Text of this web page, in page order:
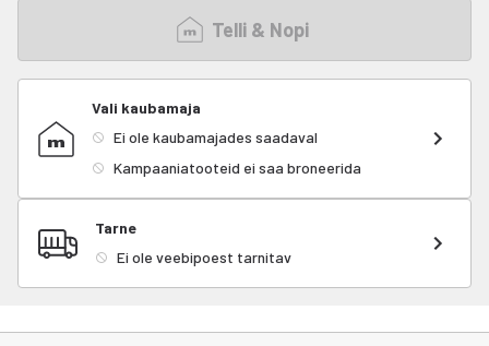
Telli & Nopi
Vali kaubamaja
Ei ole kaubamajades saadaval
Kampaaniatooteid ei saa broneerida
Tarne
Ei ole veebipoest tarnitav